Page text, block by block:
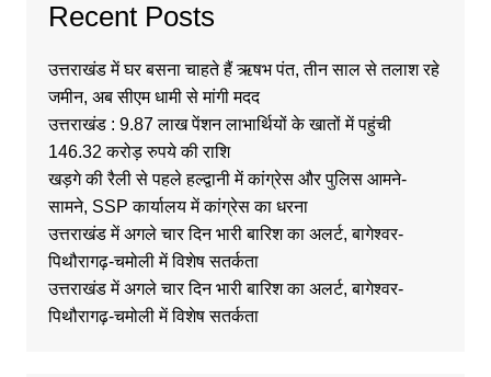
Recent Posts
उत्तराखंड में घर बसना चाहते हैं ऋषभ पंत, तीन साल से तलाश रहे
जमीन, अब सीएम धामी से मांगी मदद
उत्तराखंड : 9.87 लाख पेंशन लाभार्थियों के खातों में पहुंची
146.32 करोड़ रुपये की राशि
खड़गे की रैली से पहले हल्द्वानी में कांग्रेस और पुलिस आमने-
सामने, SSP कार्यालय में कांग्रेस का धरना
उत्तराखंड में अगले चार दिन भारी बारिश का अलर्ट, बागेश्वर-
पिथौरागढ़-चमोली में विशेष सतर्कता
उत्तराखंड में अगले चार दिन भारी बारिश का अलर्ट, बागेश्वर-
पिथौरागढ़-चमोली में विशेष सतर्कता